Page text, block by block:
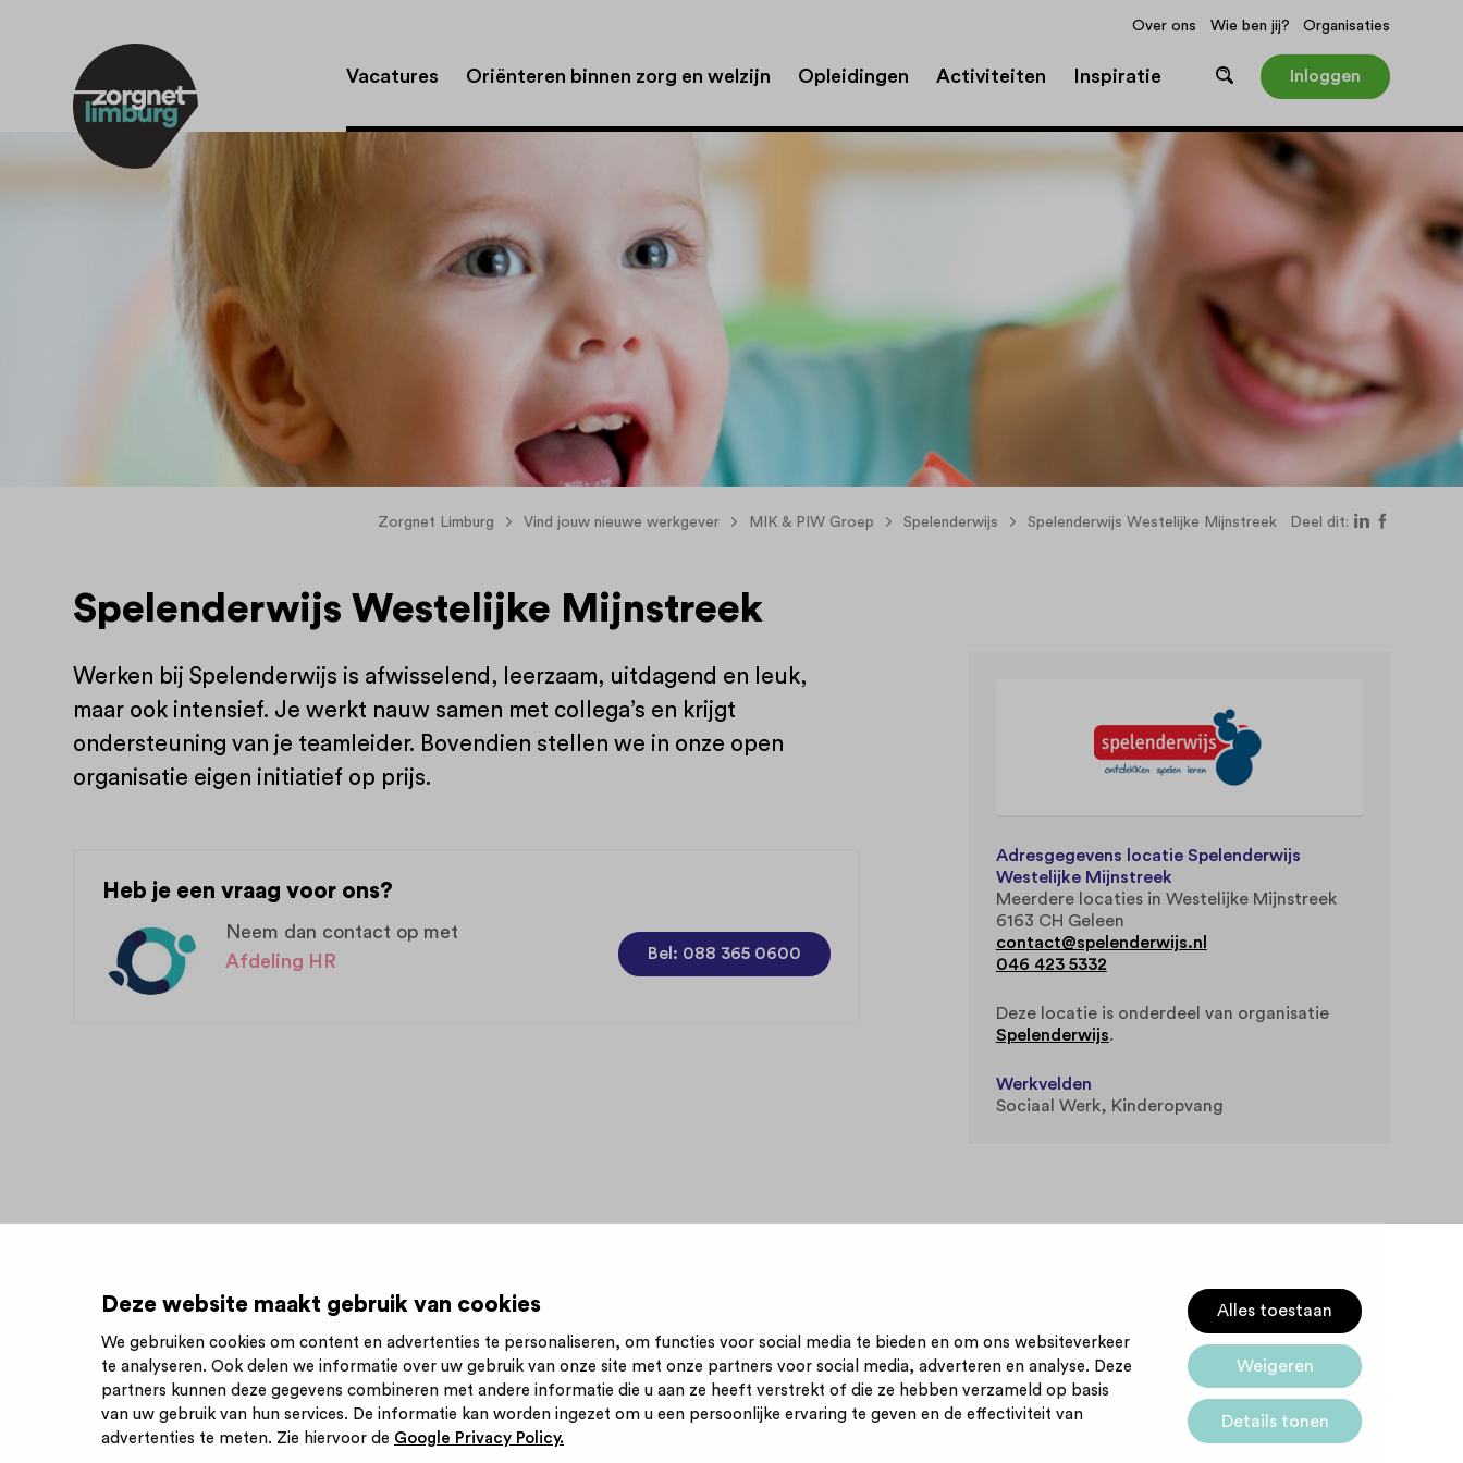
Deze website maakt gebruik van cookies
We gebruiken cookies om content en advertenties te personaliseren, om functies voor social media te bieden en om ons websiteverkeer
te analyseren. Ook delen we informatie over uw gebruik van onze site met onze partners voor social media, adverteren en analyse. Deze
partners kunnen deze gegevens combineren met andere informatie die u aan ze heeft verstrekt of die ze hebben verzameld op basis
van uw gebruik van hun services. De informatie kan worden ingezet om u een persoonlijke ervaring te geven en de effectiviteit van
advertenties te meten. Zie hiervoor de Google Privacy Policy.
Alles toestaan
Weigeren
Details tonen
Over ons Wie ben jij? Organisaties
Vacatures Oriënteren binnen zorg en welzijn Opleidingen Activiteiten Inspiratie Inloggen
Zorgnet Limburg Vind jouw nieuwe werkgever MIK & PIW Groep Spelenderwijs Spelenderwijs Westelijke Mijnstreek Deel dit:
Spelenderwijs Westelijke Mijnstreek
Werken bij Spelenderwijs is afwisselend, leerzaam, uitdagend en leuk,
maar ook intensief. Je werkt nauw samen met collega’s en krijgt
ondersteuning van je teamleider. Bovendien stellen we in onze open
organisatie eigen initiatief op prijs.
Heb je een vraag voor ons?
Neem dan contact op met
Afdeling HR
Bel: 088 365 0600
Adresgegevens locatie Spelenderwijs
Westelijke Mijnstreek
Meerdere locaties in Westelijke Mijnstreek
6163 CH Geleen
contact@spelenderwijs.nl
046 423 5332
Deze locatie is onderdeel van organisatie
Spelenderwijs.
Werkvelden
Sociaal Werk
Kinderopvang
Inschrijven nieuwsbrief Inloggen Contact Privacy statement Cookies
Startpunt voor jouw
carrière